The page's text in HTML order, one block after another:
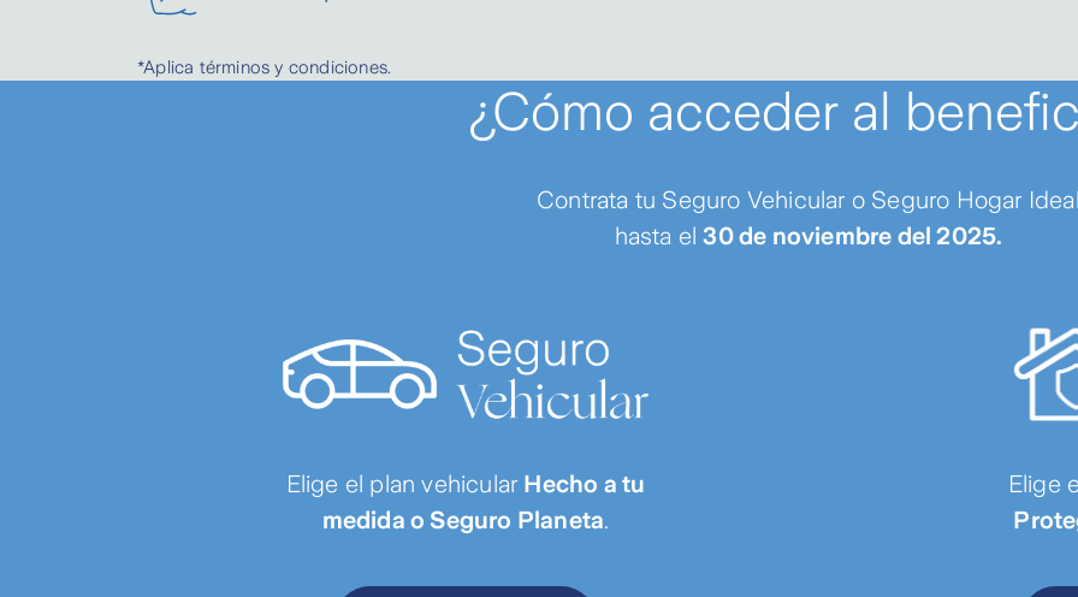
*Aplica términos y condiciones.
¿Cómo acceder al
Contrata tu Seguro Vehicular o Seguro Hogar Ideal
hasta el30 de noviembre del 2025.
Elige el plan vehicular Hecho a tu
medida o Seguro Planeta.
Elige